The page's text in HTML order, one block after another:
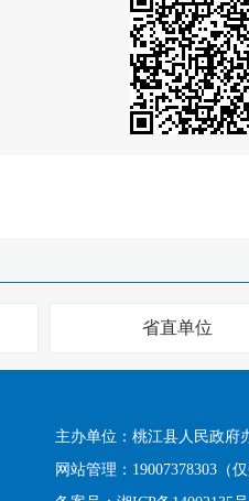
省直单位
主办单位：桃江县人民政府
网站管理：19007378303（